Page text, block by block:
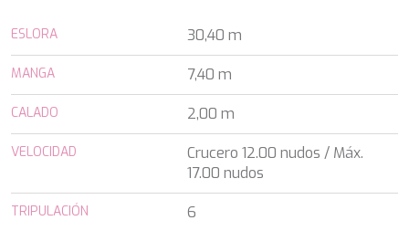
ESLORA 30,40 m
MANGA 7,40 m
CALADO 2,00 m
VELOCIDAD
Crucero 12.00 nudos / Máx.
17.00 nudos
TRIPULACIÓN 6
ALENA
ALFA MARIO
ALICE
ALOIA 80
ALTEYA
ALVIUM
AMADA MIA
ANAVI
ANDILIS
Francia
Turquía
Grecia
Croacia
Baleares
Caribe & Bahamas
Caribe & Bahamas
Italia